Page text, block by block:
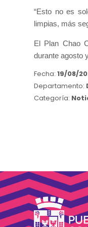
“Esto no es
limpias, más
El Plan Chao
durante agosto
Fecha: 19/08/
Departamento:
Categoría: